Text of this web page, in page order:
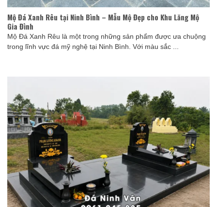
Mộ Đá Xanh Rêu tại Ninh Bình – Mẫu Mộ Đẹp cho Khu Lăng Mộ
Gia Đình
Mộ Đá Xanh Rêu là một trong những sản phẩm được ưa chuộng
trong lĩnh vực đá mỹ nghệ tại Ninh Bình. Với màu sắc ...